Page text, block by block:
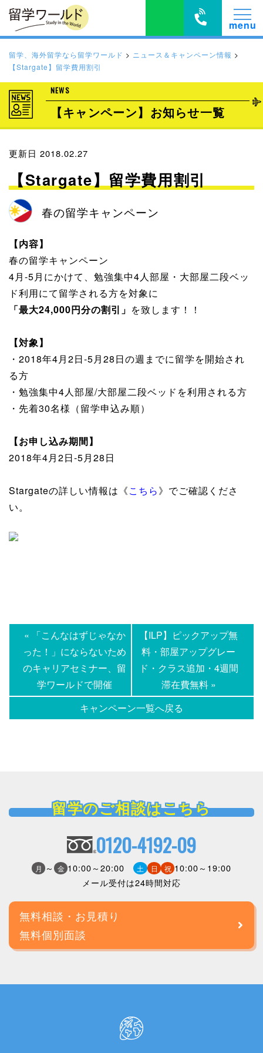
留学、海外留学なら留学ワールド > ニュース＆キャンペーン情報 >
【Stargate】留学費用割引
NEWS
【キャンペーン】お知らせ一覧
更新日 2018.02.27
【Stargate】留学費用割引
春の留学キャンペーン
【内容】
春の留学キャンペーン
4月-5月にかけて、勉強集中4人部屋・大部屋二段ベッ
ド利用にて留学される方を対象に
「最大24,000円分の割引」 を致します！！
【対象】
・2018年4月2日-5月28日の週までに留学を開始され
る方
・勉強集中4人部屋/大部屋二段ベッドを利用される方
・先着30名様（留学申込み順）
【お申し込み期間】
2018年4月2日-5月28日
Stargateの詳しい情報は《こちら》でご確認くださ
い。
« 「こんなはずじゃなか
った！」にならないため
のキャリアセミナー、留
学ワールドで開催
キャンペーン一覧へ戻る
【ILP】ピックアップ無
料・部屋アップグレー
ド・クラス追加・4週間
滞在費無料 »
留学のご相談はこちら
0120-4192-09
月 ～ 金 10:00～20:00 土 日 祝 10:00～19:00
メール受付は24時間対応
無料相談・お見積り
無料個別面談